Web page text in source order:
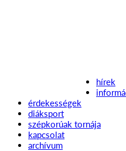
hírek
érdekességek
diáksport
szépkorúak tornája
kapcsolat
archívum